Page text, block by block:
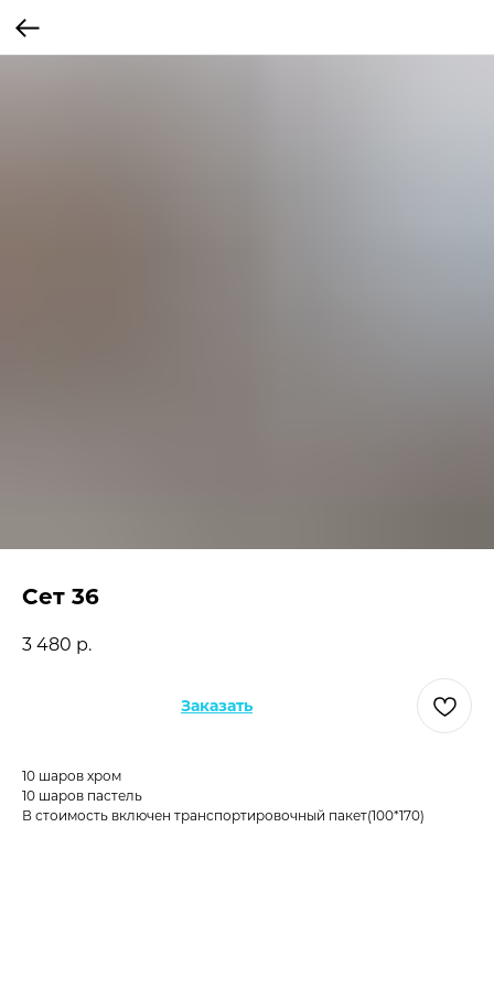
Сет 36
3 480 р.
Заказать
10 шаров хром
10 шаров пастель
В стоимость включен транспортировочный пакет(100*170)